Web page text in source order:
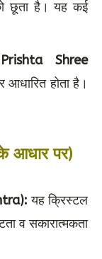
छूता है। यह कई
Shree
होता है।
आधार पर)
यह क्रिस्टल
व सकारात्मकता